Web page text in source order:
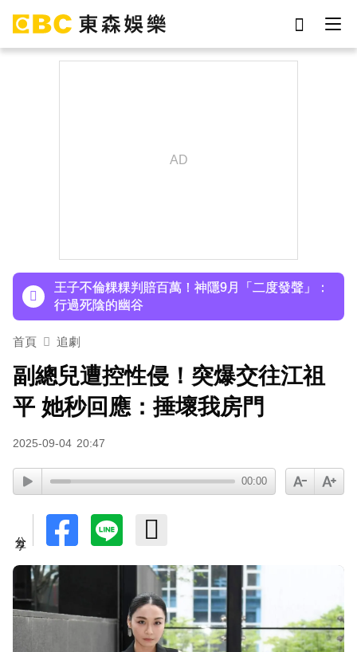
三傳聞」：你在講三小？
王子不倫粿粿判賠百萬！神隱9月「二度發聲」：
行過死陰的幽谷
下載東森App，隨時掌握天下大小事！
小24歲女友背景遭起底！姜厚任12點聲明「駁小
三傳聞」：你在講三小？
首頁 追劇
副總兒遭控性侵！突爆交往江祖
平 她秒回應：捶壞我房門
2025-09-04 20:47
00:00